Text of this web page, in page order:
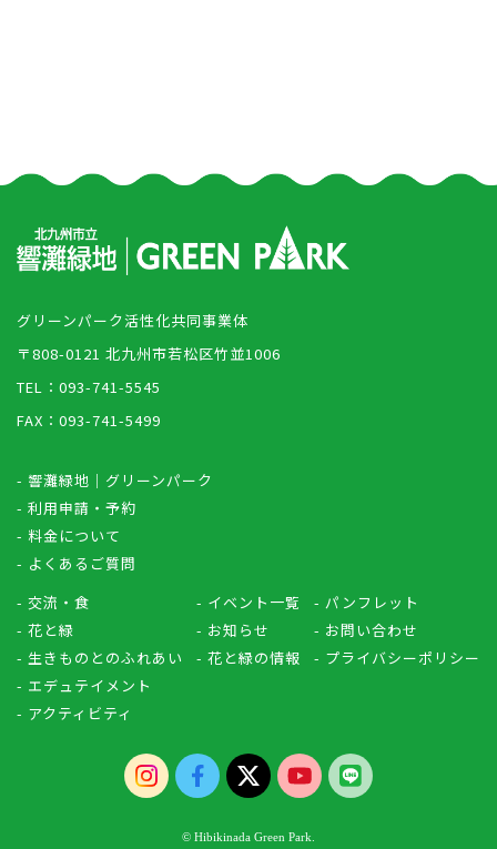
グリーンパーク活性化共同事業体
〒808-0121 北九州市若松区竹並1006
TEL：093-741-5545
FAX：093-741-5499
- 響灘緑地｜グリーンパーク
- 利用申請・予約
- 料金について
- よくあるご質問
- 交流・食
- 花と緑
- 生きものとのふれあい
- エデュテイメント
- アクティビティ
- イベント一覧
- お知らせ
- 花と緑の情報
- パンフレット
- お問い合わせ
- プライバシーポリシー
© Hibikinada Green Park.